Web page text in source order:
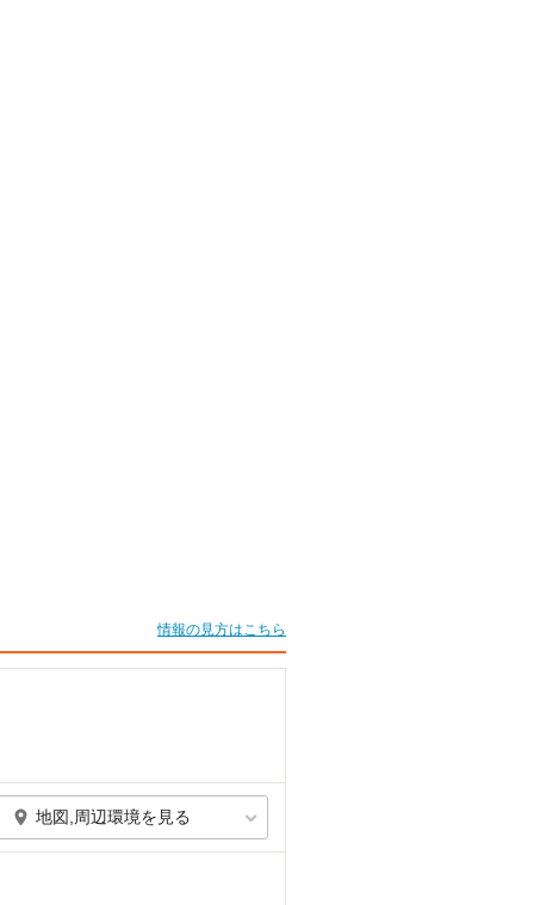
情報の見方はこちら
地図,周辺環境を見る